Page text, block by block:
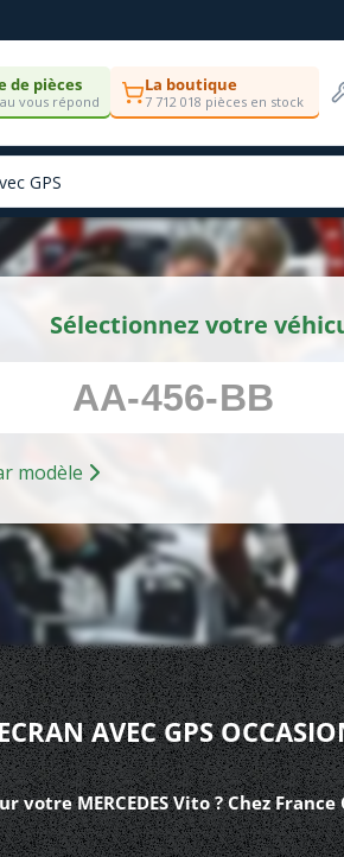
de pièces
vous répond
La boutique
7 712 018 pièces en stock
Sélectionnez votre
Rechercher par modèle
AVEC GPS
votre MERCEDES Vito ? Chez